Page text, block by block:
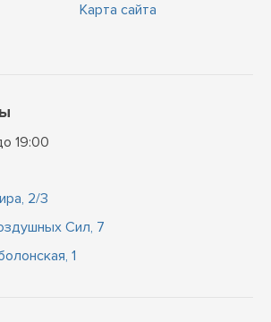
Карта сайта
19:00
2/3
Сил, 7
1